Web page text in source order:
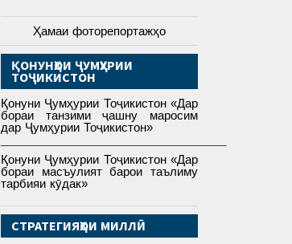
Ҳамаи фоторепортажҳо
ҚОНУНҲОИ ҶУМҲУРИИ
ТОҶИКИСТОН
Қонуни Ҷумҳурии Тоҷикистон «Дар
бораи танзими ҷашну маросим
дар Ҷумҳурии Тоҷикистон»
Қонуни Ҷумҳурии Тоҷикистон «Дар
бораи масъулият барои таълиму
тарбияи кӯдак»
СТРАТЕГИЯҲОИ МИЛЛӢ